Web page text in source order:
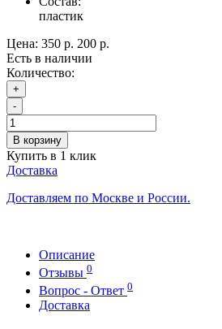
пластик
Цена: 350 р. 200 р.
Есть в наличии
Количество:
+
-
В корзину
Купить в 1 клик
Доставка
Доставляем по Москве и России.
Описание
Отзывы 0
Вопрос - Ответ 0
Доставка